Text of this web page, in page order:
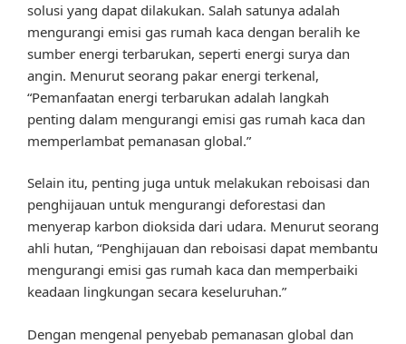
solusi yang dapat dilakukan. Salah satunya adalah
mengurangi emisi gas rumah kaca dengan beralih ke
sumber energi terbarukan, seperti energi surya dan
angin. Menurut seorang pakar energi terkenal,
“Pemanfaatan energi terbarukan adalah langkah
penting dalam mengurangi emisi gas rumah kaca dan
memperlambat pemanasan global.”
Selain itu, penting juga untuk melakukan reboisasi dan
penghijauan untuk mengurangi deforestasi dan
menyerap karbon dioksida dari udara. Menurut seorang
ahli hutan, “Penghijauan dan reboisasi dapat membantu
mengurangi emisi gas rumah kaca dan memperbaiki
keadaan lingkungan secara keseluruhan.”
Dengan mengenal penyebab pemanasan global dan